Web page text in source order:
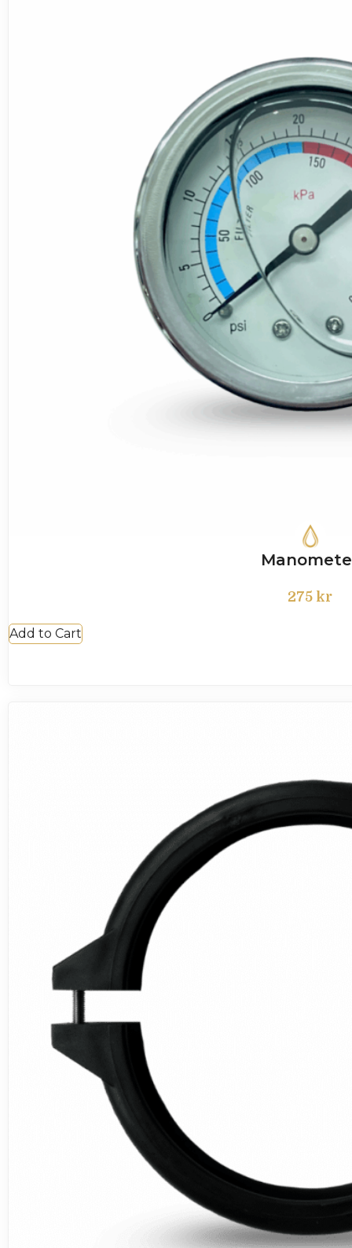
275 kr
Add to Cart